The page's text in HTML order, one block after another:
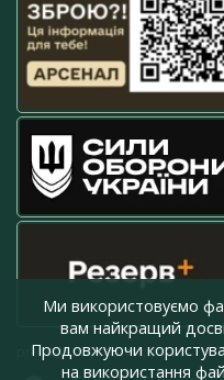
press@armyinform.com.ua
Ми використовуємо
вам найкращий
Продовжуючи
на використання